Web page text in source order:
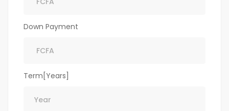
Down Payment
Term[Years]